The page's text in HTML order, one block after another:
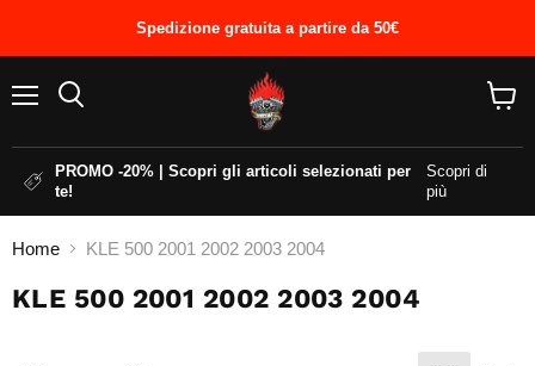
Spedizione gratuita a partire da 50€
PROMO -20% | Scopri gli articoli selezionati per
te!
Scopri di
più
Home KLE 500 2001 2002 2003 2004
KLE 500 2001 2002 2003 2004